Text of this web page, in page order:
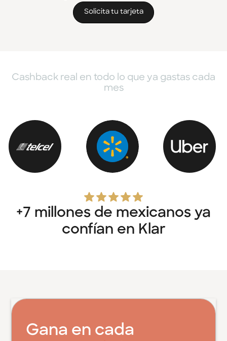
Solicita tu tarjeta
Cashback real en todo lo que ya gastas cada
mes
+7 millones de mexicanos ya
confían en Klar
Gana en cada